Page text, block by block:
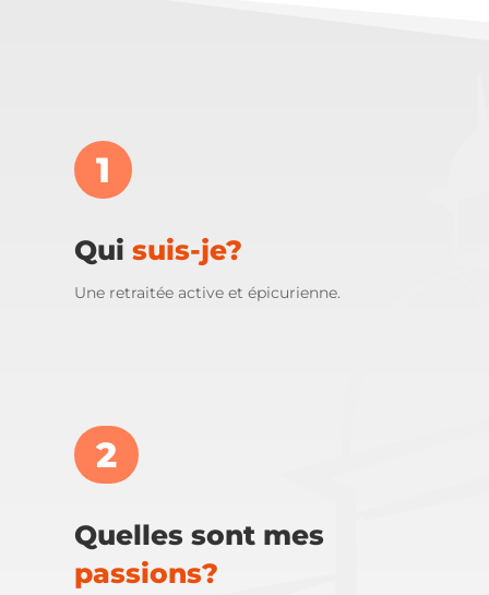
1
Quisuis-je?
Une retraitée active et épicurienne.
2
Quelles sont mes
passions?